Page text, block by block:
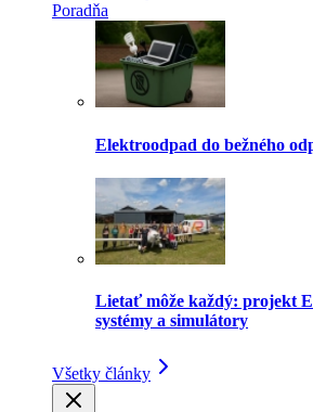
Poradňa
Elektroodpad do bežného
Lietať môže každý: projekt
systémy a simulátory
Všetky články